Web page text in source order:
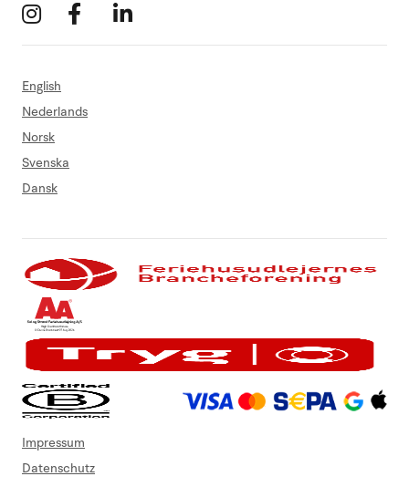
English
Nederlands
Norsk
Svenska
Dansk
Impressum
Datenschutz